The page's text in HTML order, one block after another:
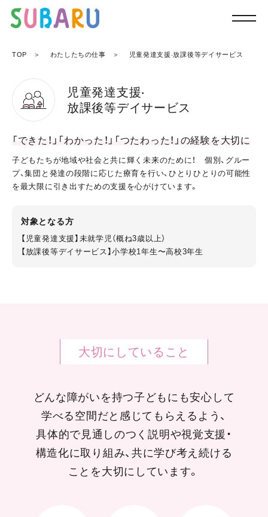
TOP わたしたちの仕事 児童発達⽀援‧放課後等デイサービス
児童発達⽀援‧
放課後等デイサービス
「できた！」「わかった！」「つたわった！」の経験を大切に
子どもたちが地域や社会と共に輝く未来のために！ 個別、グルー
プ、集団と発達の段階に応じた療育を行い、ひとりひとりの可能性
を最大限に引き出すための支援を心がけています。
対象となる方
【児童発達支援】未就学児（概ね3歳以上）
【放課後等デイサービス】小学校1年生〜高校3年生
大切にしていること
どんな障がいを持つ子どもにも安心して
学べる空間だと感じてもらえるよう、
具体的で見通しのつく説明や視覚支援・
構造化に取り組み、共に学び考え続ける
ことを大切にしています。